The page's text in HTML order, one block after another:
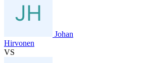
Johan
Hirvonen
VS